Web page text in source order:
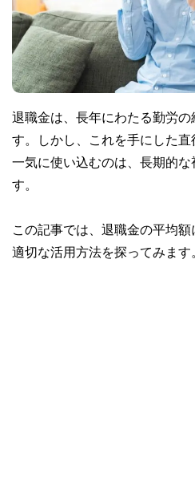
退職金は、長年にわたる勤労
す。しかし、これを手にした直
一気に使い込むのは、長期的な
す。
この記事では、退職金の平均
適切な活用方法を探ってみます